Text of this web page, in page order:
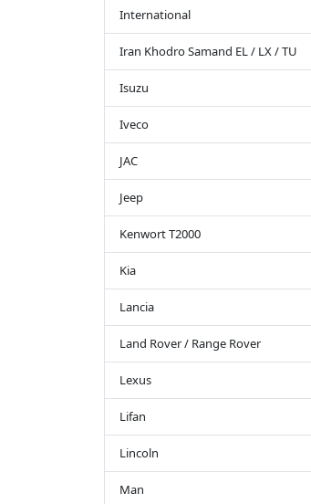
International
Iran Khodro Samand EL / LX / TU
Isuzu
Iveco
JAC
Jeep
Kenwort T2000
Kia
Lancia
Land Rover / Range Rover
Lexus
Lifan
Lincoln
Man